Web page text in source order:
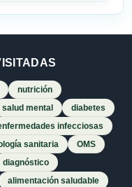
nutrición
salud mental
diabetes
infecciosas
sanitaria
OMS
diagnóstico
alimentación saludable